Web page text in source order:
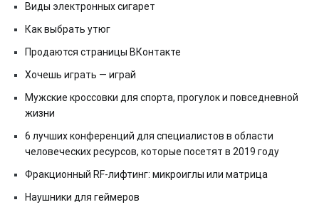
Виды электронных сигарет
Как выбрать утюг
Продаются страницы ВКонтакте
Хочешь играть — играй
Мужские кроссовки для спорта, прогулок и повседневной
жизни
6 лучших конференций для специалистов в области
человеческих ресурсов, которые посетят в 2019 году
Фракционный RF-лифтинг: микроиглы или матрица
Наушники для геймеров